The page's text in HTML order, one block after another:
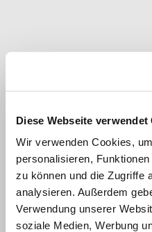
Diese Webseite verwendet
Wir verwenden Cookies,
personalisieren,
zu können und die Zugriffe
analysieren. Außerdem
Verwendung unserer
soziale Medien, Werbung
In den Gemeinden
um miteinander vieles zu
die gerne basteln, Bibel
miteinader Kaffee trinken.
regelmäßig, manches nur
für jeden und laden